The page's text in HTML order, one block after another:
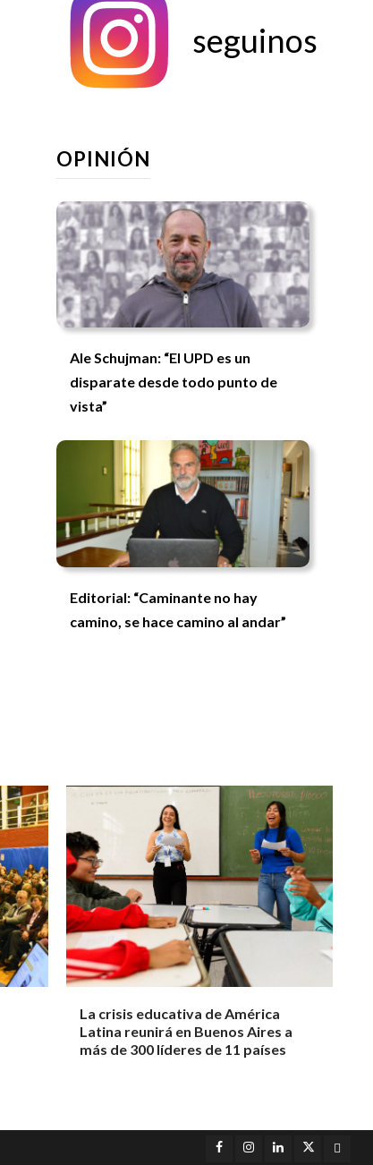
seguinos
OPINIÓN
Ale Schujman: “El UPD es un
disparate desde todo punto de
vista”
Editorial: “Caminante no hay
camino, se hace camino al andar”
La crisis educativa de América
Latina reunirá en Buenos Aires a
más de 300 líderes de 11 países
Facebook
Instagram
LinkedInTwitter